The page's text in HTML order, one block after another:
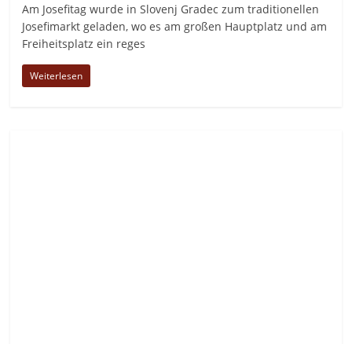
Am Josefitag wurde in Slovenj Gradec zum traditionellen
Josefimarkt geladen, wo es am großen Hauptplatz und am
Freiheitsplatz ein reges
Weiterlesen